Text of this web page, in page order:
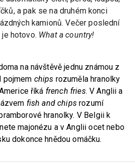
a pak se na druhém konci
kamionů. Večer poslední
hotovo. What a country!
na návštěvě jednu známou z
pojmem chips rozuměla hranolky
říká french fries. V Anglii a
fish and chipsrozumí
hranolky. V Belgii k
majonézu a v Anglii ocet nebo
dokonce hnědou omáčku.